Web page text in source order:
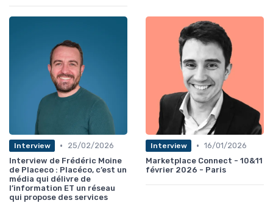
Interview •
25/02/2026
Interview de Frédéric Moine
de Placeco : Placéco, c’est un
média qui délivre de
l’information ET un réseau
qui propose des services
Interview • 16/01/2026
Marketplace Connect - 10&11
février 2026 - Paris